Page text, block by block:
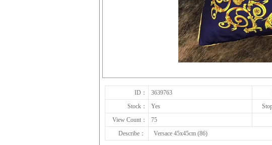
ID： 3639763
Stock：
Yes
View Count：
75
Describe：
Versace 45x45cm (86)